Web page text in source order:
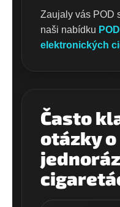
Zaujaly vás POD
naši nabídku
elektronických
Často
otázky o